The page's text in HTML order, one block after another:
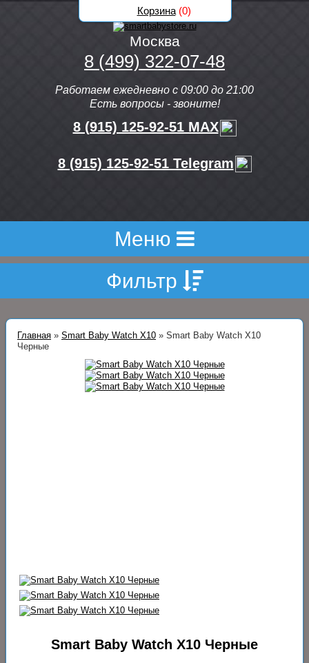
Москва
8 (499) 322-07-48
Работаем ежедневно с 09:00 до 21:00
Есть вопросы - звоните!
8 (915) 125-92-51 MAX
8 (915) 125-92-51 Telegram
Меню
Фильтр
Главная » Smart Baby Watch X10 » Smart Baby Watch X10
Черные
Smart Baby Watch X10 Черные
Корзина(0)